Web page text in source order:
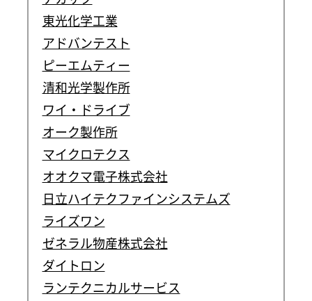
東光化学工業
アドバンテスト
ピーエムティー
清和光学製作所
ワイ・ドライブ
オーク製作所
マイクロテクス
オオクマ電子株式会社
日立ハイテクファインシステムズ
ライズワン
ゼネラル物産株式会社
ダイトロン
ランテクニカルサービス